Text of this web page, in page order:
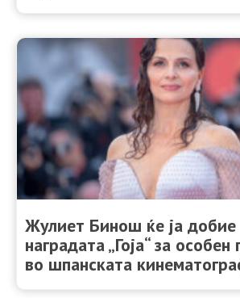
Жулиет Бинош ќе ја добие
наградата „Гоја“ за
во шпанската